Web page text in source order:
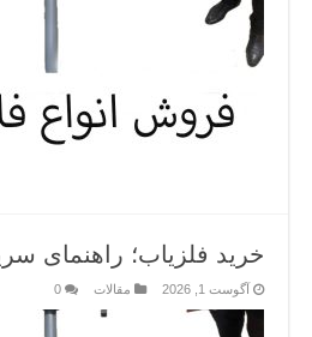
خرید فلزیاب؛ راهنمای
آگوست 1, 2026 مقالات 0